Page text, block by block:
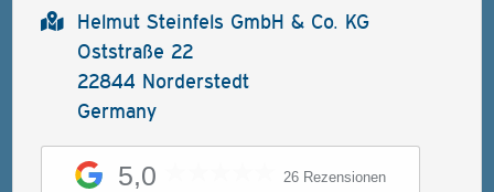
Helmut Steinfels GmbH & Co. KG
Oststraße 22
22844 Norderstedt
Germany
5,0 26 Rezensionen